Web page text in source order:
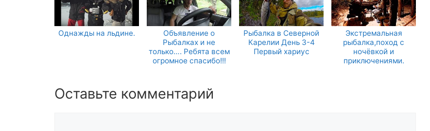
Однажды на льдине.
Объявление о
Рыбалках и не
только…. Ребята всем
огромное спасибо!!!
Рыбалка в Северной
Карелии День 3-4
Первый хариус
Экстремальная
рыбалка,поход с
ночёвкой и
приключениями.
Оставьте комментарий